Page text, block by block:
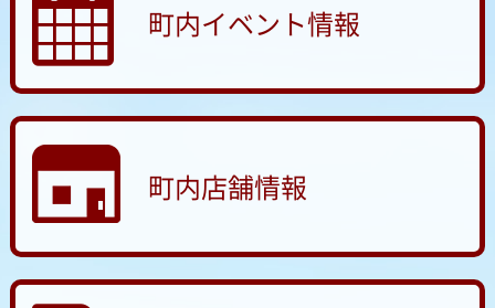
町内イベント情報
町内店舗情報